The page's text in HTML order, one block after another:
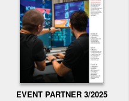
EVENT PARTNER 3/2025